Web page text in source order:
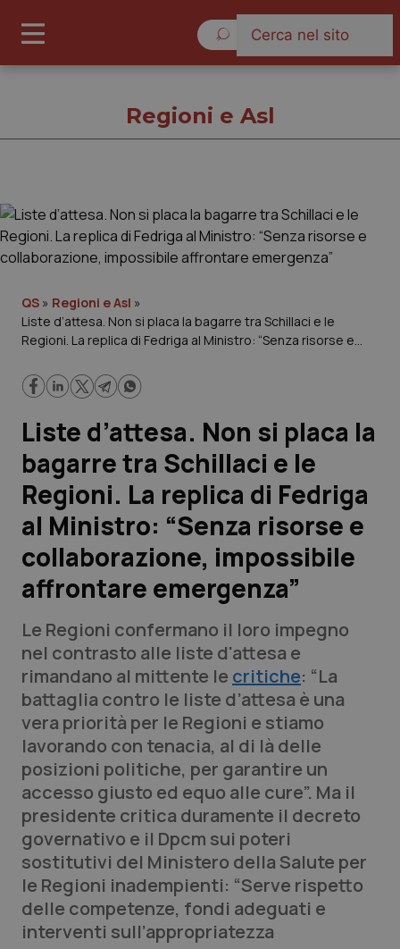
Cronache
Governo e Parlamento
Regioni e Asl
Lavoro e Professioni
Scienza e Farmaci
Studi e Analisi
Lettere al direttore
Edizioni Regionali
QS Pro
Professionisti Sanitari.AI
Abruzzo
Basilicata
Calabria
Campania
Emilia-Romagna
QS Pro Gold
Artrite & artrosi
Asma & BPCO
Car-T
Colesterolo & coronaropatie
QS Club Newsletter
Regioni e Asl
QS » Regioni e Asl »
Liste d’attesa. Non si placa la bagarre tra Schillaci e le
Regioni. La replica di Fedriga al Ministro: “Senza risorse e
Liste d’attesa. Non si placa la
bagarre tra Schillaci e le
Regioni. La replica di Fedriga
al Ministro: “Senza risorse e
collaborazione, impossibile
affrontare emergenza”
Le Regioni confermano il loro impegno
nel contrasto alle liste d'attesa e
rimandano al mittente le critiche: “La
battaglia contro le liste d’attesa è una
vera priorità per le Regioni e stiamo
lavorando con tenacia, al di là delle
posizioni politiche, per garantire un
accesso giusto ed equo alle cure”. Ma il
presidente critica duramente il decreto
governativo e il Dpcm sui poteri
sostitutivi del Ministero della Salute per
le Regioni inadempienti: “Serve rispetto
delle competenze, fondi adeguati e
interventi sull’appropriatezza